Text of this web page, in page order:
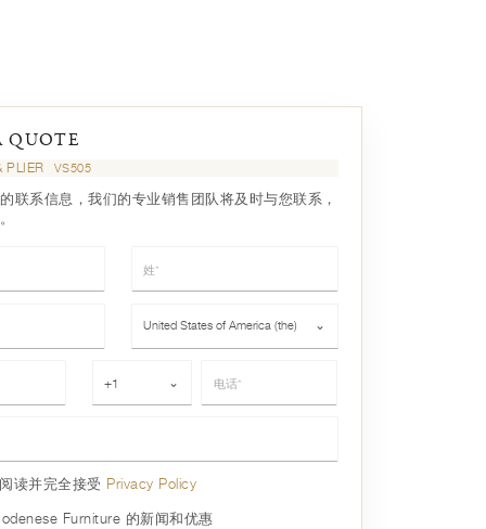
QUOTE
PLIER VS505
联系信息，我们的专业销售团队将及时与您联系，
United States of America (the) ⌄
+1 ⌄
读并完全接受 Privacy Policy
Furniture 的新闻和优惠